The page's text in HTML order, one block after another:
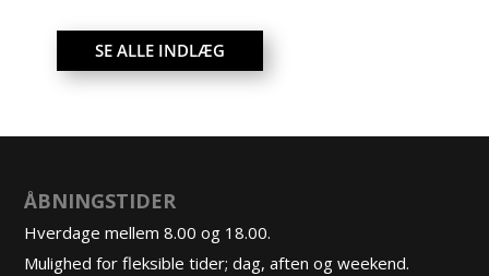
SE ALLE INDLÆG
ÅBNINGSTIDER
Hverdage mellem 8.00 og 18.00.
Mulighed for fleksible tider; dag, aften og weekend.